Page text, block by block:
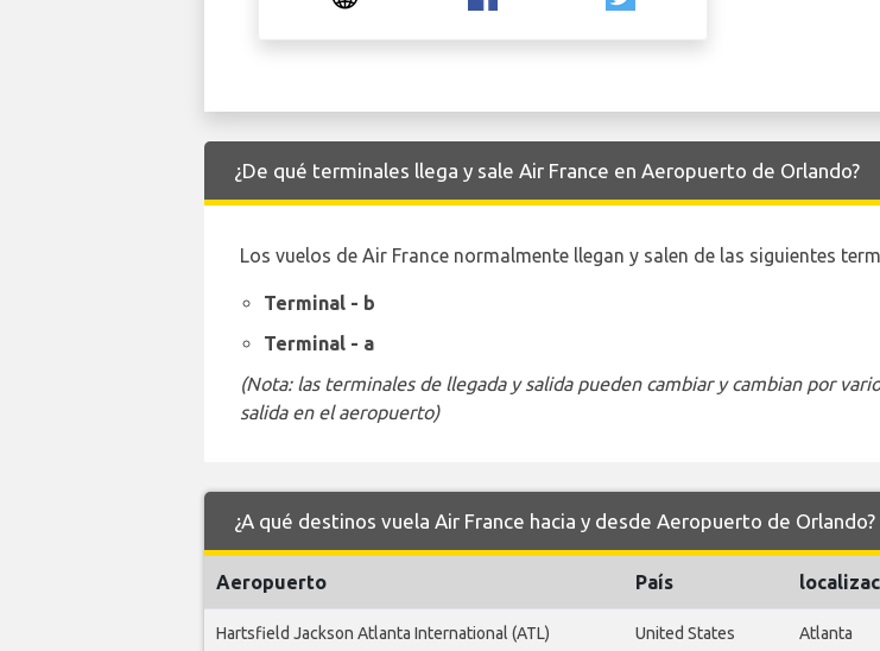
¿De qué terminales llega y sale Air France en Aeropuerto de Orlando?
Los vuelos de Air France normalmente llegan y salen de las siguientes
Terminal - b
Terminal - a
(Nota: las terminales de llegada y salida pueden cambiar y cambian por
salida en el aeropuerto)
¿A qué destinos vuela Air France hacia y desde Aeropuerto de Orlando?
Aeropuerto País
Hartsfield Jackson Atlanta International (ATL) United States Atlanta